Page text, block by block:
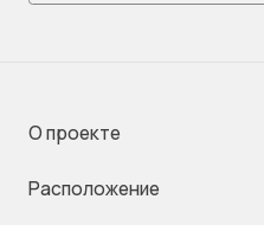
О проекте
Раcположение